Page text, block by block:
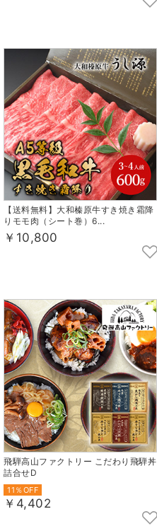
【送料無料】大和榛原牛すき焼き霜降
りモモ肉（シート巻）6...
￥10,800
飛騨高山ファクトリー こだわり飛騨丼
詰合せD
11％OFF
￥4,402